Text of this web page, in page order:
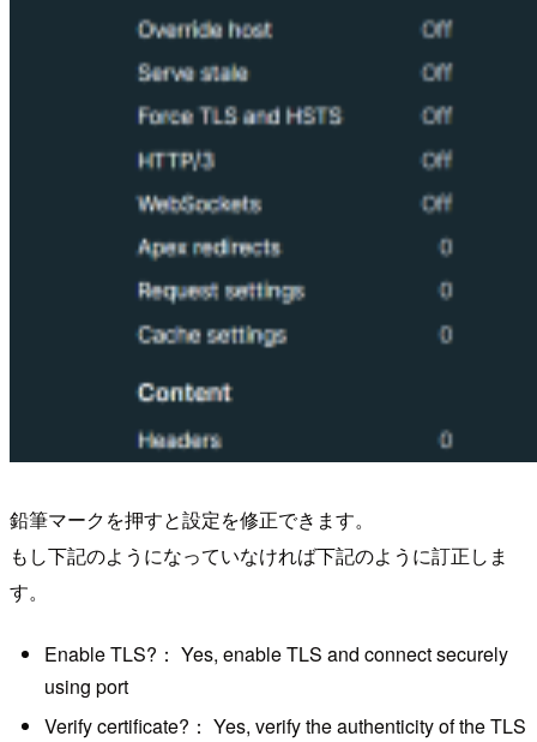
鉛筆マークを押すと設定を修正できます。
もし下記のようになっていなければ下記のように訂正しま
す。
Enable TLS?： Yes, enable TLS and connect securely
using port
Verify certificate?： Yes, verify the authenticity of the TLS